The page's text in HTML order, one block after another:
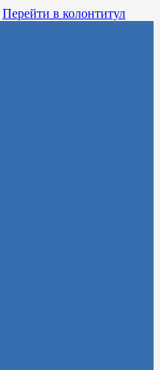
Перейти в колонтитул